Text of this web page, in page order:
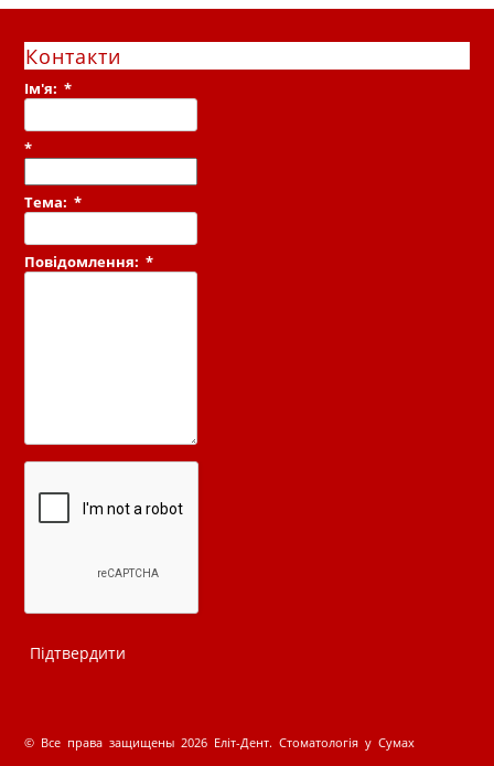
Контакти
Ім'я:*
*
Тема:*
Повідомлення:*
© Все права защищены 2026 Еліт-Дент. Стоматологія у Сумах